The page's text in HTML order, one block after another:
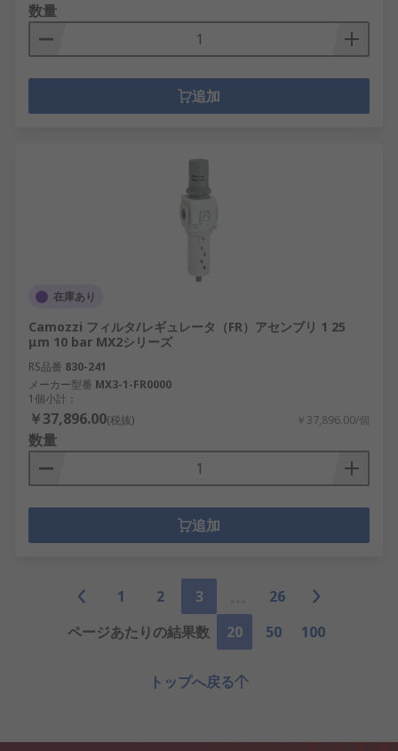
数量
追加
在庫あり
Camozzi フィルタ/レギュレータ（FR）アセンブリ 1 25
μm 10 bar MX2シリーズ
RS品番 830-241
メーカー型番 MX3-1-FR0000
1個小計：
￥37,896.00(税抜) ￥37,896.00/個
数量
追加
1 2 3
26
ページあたりの結果数
20 50 100
トップへ戻る